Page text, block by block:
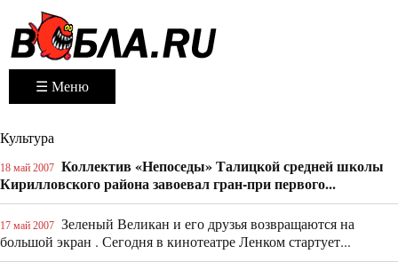
☰ Меню
Культура
18 май 2007 Коллектив «Непоседы» Талицкой средней школы
Кирилловского района завоевал гран-при первого...
17 май 2007 Зеленый Великан и его друзья возвращаются на
большой экран . Сегодня в кинотеатре Ленком стартует...